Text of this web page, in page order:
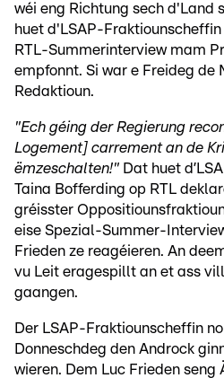
wéi eng Richtung sech d'Land
huet d'LSAP-
RTL-Summerinterview mam
empfonnt. Si war e Freideg de
Redaktioun.
"Ech géing der Regierung
Logement] carrement an de
ëmzeschalten!" Dat huet
Taina Bofferding op RTL
gréisster
eise Spezial-Summer-
Frieden ze reagéieren. An
vu Leit eragespillt an et ass
gaangen.
Der LSAP-Fraktiounscheffin
Donneschdeg den Androck
wieren. Dem Luc Frieden seng